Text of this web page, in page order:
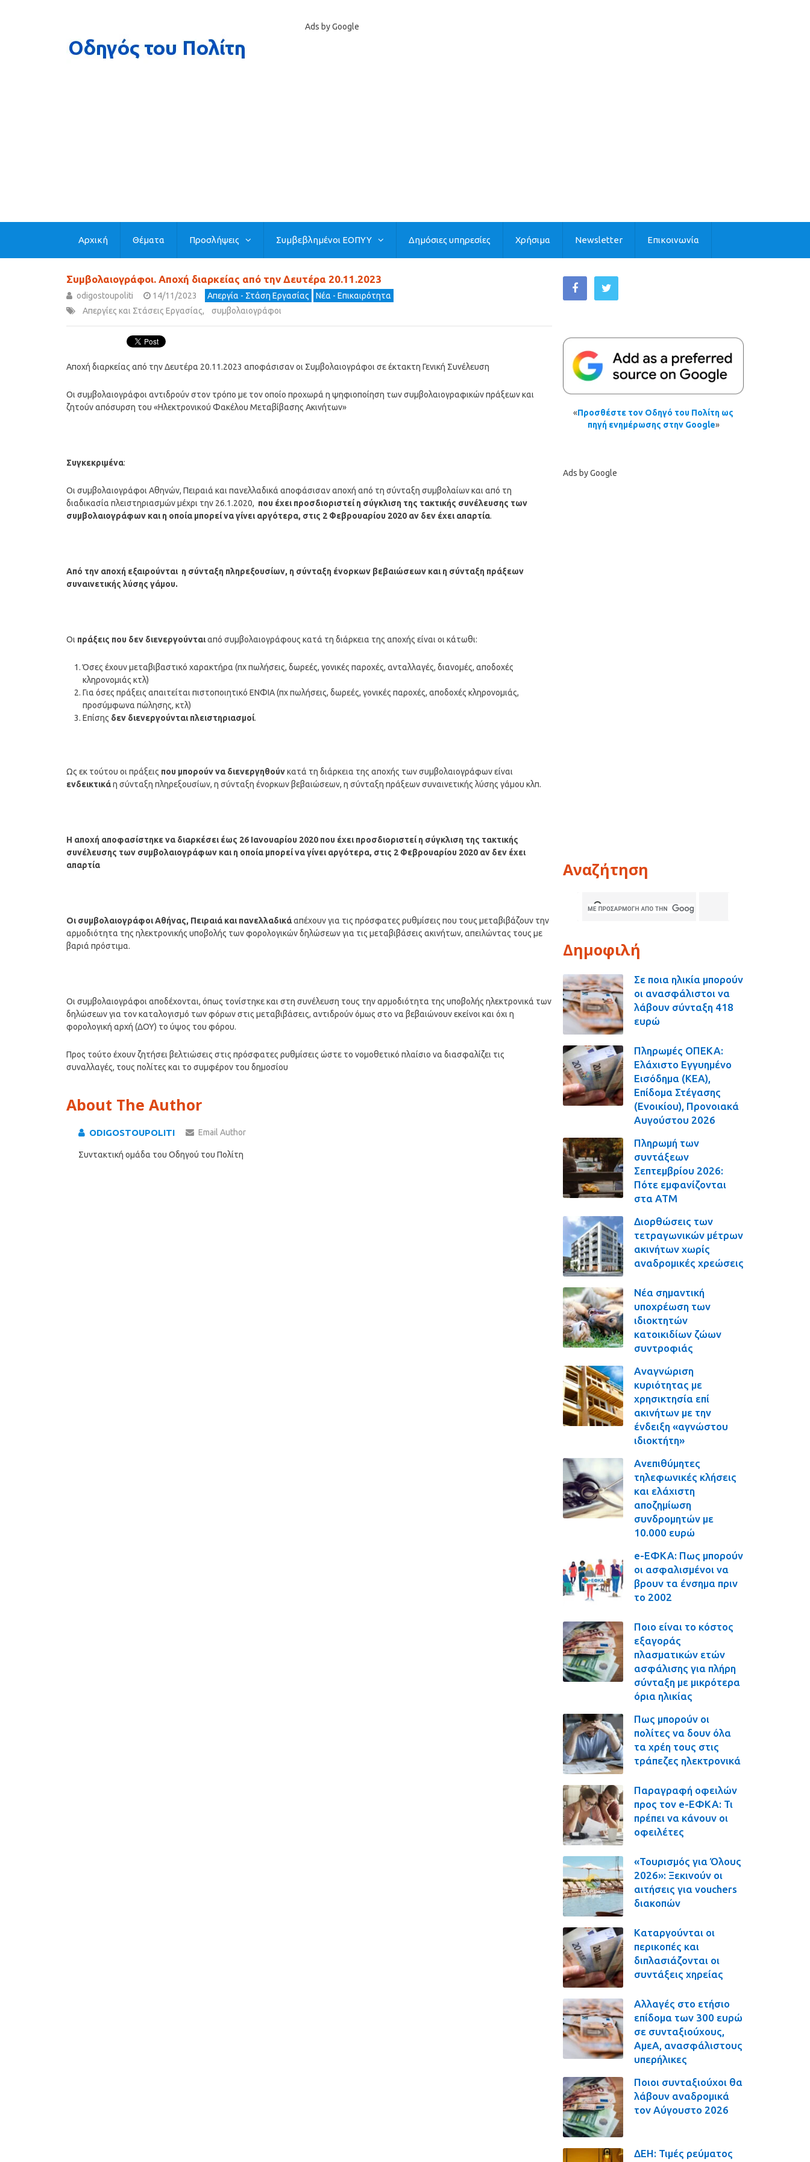
Ads by Google
Αρχική Θέματα Προσλήψεις Συμβεβλημένοι ΕΟΠΥΥ Δημόσιες υπηρεσίες Χρήσιμα Newsletter Επικοινωνία
Συμβολαιογράφοι. Αποχή διαρκείας από την Δευτέρα 20.11.2023
odigostoupoliti 14/11/2023 Απεργία - Στάση Εργασίας
Νέα - Επικαιρότητα
Απεργίες και Στάσεις Εργασίας, συμβολαιογράφοι
Αποχή διαρκείας από την Δευτέρα 20.11.2023 αποφάσισαν οι Συμβολαιογράφοι σε έκτακτη Γενική Συνέλευση
Οι συμβολαιογράφοι αντιδρούν στον τρόπο με τον οποίο προχωρά η ψηφιοποίηση των συμβολαιογραφικών πράξεων και
ζητούν απόσυρση του «Ηλεκτρονικού Φακέλου Μεταβίβασης Ακινήτων»
Συγκεκριμένα:
Οι συμβολαιογράφοι Αθηνών, Πειραιά και πανελλαδικά αποφάσισαν αποχή από τη σύνταξη συμβολαίων και από τη
διαδικασία πλειστηριασμών μέχρι την 26.1.2020, που έχει προσδιοριστεί η σύγκλιση της τακτικής συνέλευσης των
συμβολαιογράφων και η οποία μπορεί να γίνει αργότερα, στις 2 Φεβρουαρίου 2020 αν δεν έχει απαρτία.
Από την αποχή εξαιρούνται η σύνταξη πληρεξουσίων, η σύνταξη ένορκων βεβαιώσεων και η σύνταξη πράξεων
συναινετικής λύσης γάμου.
Οι πράξεις που δεν διενεργούνταιαπό συμβολαιογράφους κατά τη διάρκεια της αποχής είναι οι κάτωθι:
Όσες έχουν μεταβιβαστικό χαρακτήρα (πχ πωλήσεις, δωρεές, γονικές παροχές, ανταλλαγές, διανομές, αποδοχές
κληρονομιάς κτλ)
Για όσες πράξεις απαιτείται πιστοποιητικό ΕΝΦΙΑ (πχ πωλήσεις, δωρεές, γονικές παροχές, αποδοχές κληρονομιάς,
προσύμφωνα πώλησης, κτλ)
Επίσης δεν διενεργούνται πλειστηριασμοί.
Ως εκ τούτου οι πράξεις που μπορούν να διενεργηθούνκατά τη διάρκεια της αποχής των συμβολαιογράφων είναι
ενδεικτικάη σύνταξη πληρεξουσίων, η σύνταξη ένορκων βεβαιώσεων, η σύνταξη πράξεων συναινετικής λύσης γάμου κλπ.
Η αποχή αποφασίστηκε να διαρκέσει έως 26 Ιανουαρίου 2020 που έχει προσδιοριστεί η σύγκλιση της τακτικής
συνέλευσης των συμβολαιογράφων και η οποία μπορεί να γίνει αργότερα, στις 2 Φεβρουαρίου 2020 αν δεν έχει
απαρτία
Οι συμβολαιογράφοι Αθήνας, Πειραιά και πανελλαδικάαπέχουν για τις πρόσφατες ρυθμίσεις που τους μεταβιβάζουν την
αρμοδιότητα της ηλεκτρονικής υποβολής των φορολογικών δηλώσεων για τις μεταβιβάσεις ακινήτων, απειλώντας τους με
βαριά πρόστιμα.
Οι συμβολαιογράφοι αποδέχονται, όπως τονίστηκε και στη συνέλευση τους την αρμοδιότητα της υποβολής ηλεκτρονικά των
δηλώσεων για τον καταλογισμό των φόρων στις μεταβιβάσεις, αντιδρούν όμως στο να βεβαιώνουν εκείνοι και όχι η
φορολογική αρχή (ΔΟΥ) το ύψος του φόρου.
Προς τούτο έχουν ζητήσει βελτιώσεις στις πρόσφατες ρυθμίσεις ώστε το νομοθετικό πλαίσιο να διασφαλίζει τις
συναλλαγές, τους πολίτες και το συμφέρον του δημοσίου
About The Author
ODIGOSTOUPOLITI Email Author
Συντακτική ομάδα του Οδηγού του Πολίτη
«Προσθέστε τον Οδηγό του Πολίτη ως
πηγή ενημέρωσης στην Google»
Ads by Google
Αναζήτηση
Δημοφιλή
Σε ποια ηλικία μπορούν
οι ανασφάλιστοι να
λάβουν σύνταξη 418
ευρώ
Πληρωμές ΟΠΕΚΑ:
Ελάχιστο Εγγυημένο
Εισόδημα (ΚΕΑ),
Επίδομα Στέγασης
(Ενοικίου), Προνοιακά
Αυγούστου 2026
Πληρωμή των
συντάξεων
Σεπτεμβρίου 2026:
Πότε εμφανίζονται
στα ΑΤΜ
Διορθώσεις των
τετραγωνικών μέτρων
ακινήτων χωρίς
αναδρομικές χρεώσεις
Νέα σημαντική
υποχρέωση των
ιδιοκτητών
κατοικιδίων ζώων
συντροφιάς
Αναγνώριση
κυριότητας με
χρησικτησία επί
ακινήτων με την
ένδειξη «αγνώστου
ιδιοκτήτη»
Ανεπιθύμητες
τηλεφωνικές κλήσεις
και ελάχιστη
αποζημίωση
συνδρομητών με
10.000 ευρώ
e-ΕΦΚΑ: Πως μπορούν
οι ασφαλισμένοι να
βρουν τα ένσημα πριν
το 2002
Ποιο είναι το κόστος
εξαγοράς
πλασματικών ετών
ασφάλισης για πλήρη
σύνταξη με μικρότερα
όρια ηλικίας
Πως μπορούν οι
πολίτες να δουν όλα
τα χρέη τους στις
τράπεζες ηλεκτρονικά
Παραγραφή οφειλών
προς τον e-ΕΦΚΑ: Τι
πρέπει να κάνουν οι
οφειλέτες
«Τουρισμός για Όλους
2026»: Ξεκινούν οι
αιτήσεις για vouchers
διακοπών
Καταργούνται οι
περικοπές και
διπλασιάζονται οι
συντάξεις χηρείας
Αλλαγές στο ετήσιο
επίδομα των 300 ευρώ
σε συνταξιούχους,
ΑμεΑ, ανασφάλιστους
υπερήλικες
Ποιοι συνταξιούχοι θα
λάβουν αναδρομικά
τον Αύγουστο 2026
ΔΕΗ: Τιμές ρεύματος